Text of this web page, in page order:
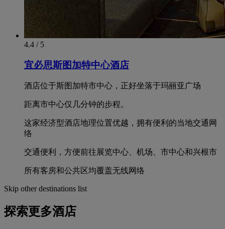
4.4 / 5
宜必思斯图加特中心酒店
酒店位于斯图加特市中心，正好坐落于玛丽亚广场
距离市中心仅几分钟的步程。
这家经济型酒店地理位置优越，拥有便利的当地交通网
络
交通便利，方便前往展览中心、机场、市中心和兴根市
所有客房和公共区均覆盖无线网络
Skip other destinations list
探索更多酒店